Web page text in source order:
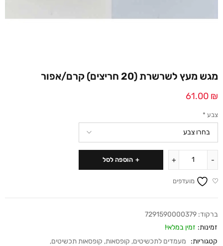
מגש מעץ לשרשרת (20 חריצים) קרם/אפור
61.00 ₪
צבע *
הוספה לסל
מועדפים
ברקוד: 7291590000379
זמינות: זמין במלאי!
קטגוריות:
מעמדים לתכשיטים, קופסאות, קופסאות תכשיטים,